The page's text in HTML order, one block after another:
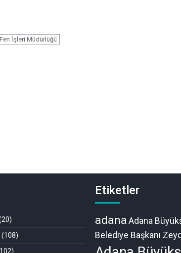
İşleri Müdürlüğü
(108)
Etiketler
adanaAdana
Belediye Başkanı